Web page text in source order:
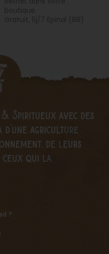
& Spiritueux avec des
d’une agriculture
de leurs
ceux qui la
?